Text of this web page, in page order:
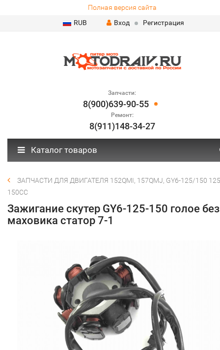
Полная версия сайта
RUB
Вход Регистрация
Запчасти:
8(900)639-90-55
Ремонт:
8(911)148-34-27
Каталог товаров
ЗАПЧАСТИ ДЛЯ ДВИГАТЕЛЯ 152QMI, 157QMJ, GY6-125/150
150СС
Зажигание скутер GY6-125-150 голое без
маховика статор 7-1